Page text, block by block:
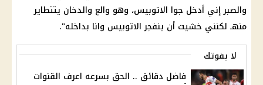
والصبر إني أدخل جوا الاتوبيس، وهو والع والدخان يتتطاير
منهـ لكنني خشيت أن ينفجر الاتوبيس وانا بداخله".
لا يفوتك
فاضل دقائق .. الحق بسرعه اعرف القنوات